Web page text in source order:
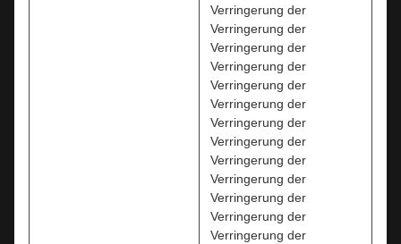
Verringerung der
Verringerung der
Verringerung der
Verringerung der
Verringerung der
Verringerung der
Verringerung der
Verringerung der
Verringerung der
Verringerung der
Verringerung der
Verringerung der
Verringerung der